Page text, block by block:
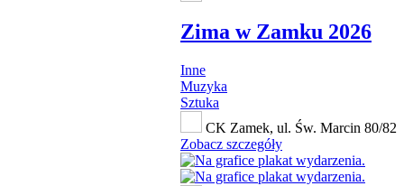
Zima w Zamku 2026
Inne
Muzyka
Sztuka
CK Zamek, ul. Św. Marcin 80/82
Zobacz szczegóły